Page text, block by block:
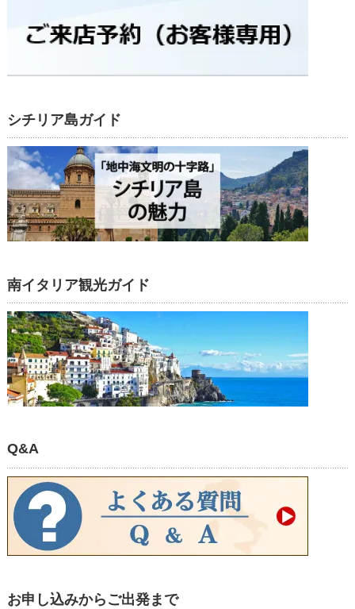
シチリア島ガイド
南イタリア観光ガイド
Q&A
お申し込みからご出発まで